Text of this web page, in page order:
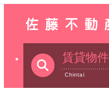
賃貸物件
Chintai